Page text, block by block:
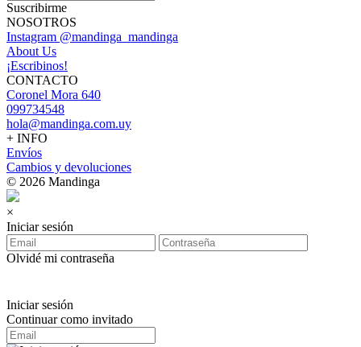
Suscribirme
NOSOTROS
Instagram @mandinga_mandinga
About Us
¡Escribinos!
CONTACTO
Coronel Mora 640
099734548
hola@mandinga.com.uy
+ INFO
Envíos
Cambios y devoluciones
© 2026 Mandinga
×
Iniciar sesión
Olvidé mi contraseña
Iniciar sesión
Continuar como invitado